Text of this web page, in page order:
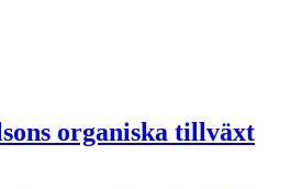
organiska tillväxt